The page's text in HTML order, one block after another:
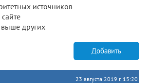
источников
других
Добавить
23 августа 2019 г. 15:20